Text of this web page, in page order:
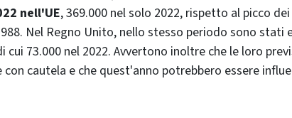
nell'UE, 369.000 nel solo 2022, rispetto al picco
Nel Regno Unito, nello stesso periodo sono
cui 73.000 nel 2022. Avvertono inoltre che le loro
cautela e che quest'anno potrebbero essere